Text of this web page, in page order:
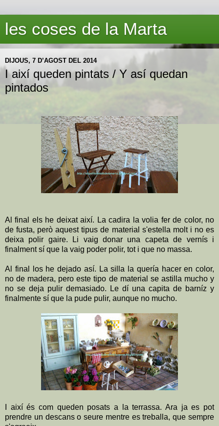
les coses de la Marta
DIJOUS, 7 D’AGOST DEL 2014
I així queden pintats / Y así quedan
pintados
Al final els he deixat així. La cadira la volia fer de color, no
de fusta, però aquest tipus de material s'estella molt i no es
deixa polir gaire. Li vaig donar una capeta de vernís i
finalment sí que la vaig poder polir, tot i que no massa.
Al final los he dejado así. La silla la quería hacer en color,
no de madera, pero este tipo de material se astilla mucho y
no se deja pulir demasiado. Le dí una capita de barníz y
finalmente sí que la pude pulir, aunque no mucho.
I així és com queden posats a la terrassa. Ara ja es pot
prendre un descans o seure mentre es treballa, que sempre